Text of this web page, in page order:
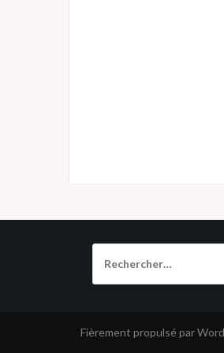
Fièrement propulsé par